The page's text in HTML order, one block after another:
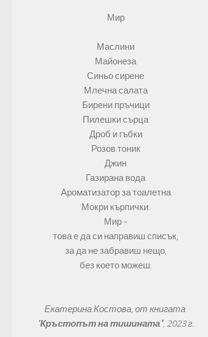
Мир
Маслини
Майонеза
Синьо сирене
Млечна салата
Бирени пръчици
Пилешки сърца
Дроб и гъбки
Розов тоник
Джин
Газирана вода
Ароматизатор за тоалетна
Мокри кърпички.
Мир -
това е да си направиш списък,
за да не забравиш нещо,
без което можеш.
Екатерина Костова, от книгата
"Кръстопът на тишината", 2023 г.